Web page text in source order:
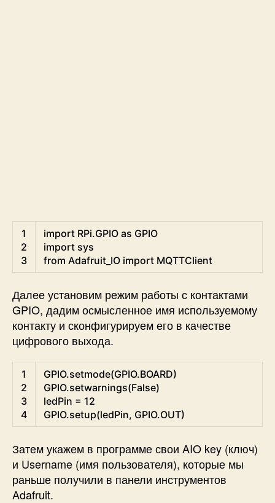
1
2
3
import RPi.GPIO as GPIO
import sys
from Adafruit_IO import MQTTClient
Далее установим режим работы с контактами
GPIO, дадим осмысленное имя используемому
контакту и сконфигурируем его в качестве
цифрового выхода.
1
2
3
4
GPIO.setmode(GPIO.BOARD)
GPIO.setwarnings(False)
ledPin = 12
GPIO.setup(ledPin, GPIO.OUT)
Затем укажем в программе свои AIO key (ключ)
и Username (имя пользователя), которые мы
раньше получили в панели инструментов
Adafruit.